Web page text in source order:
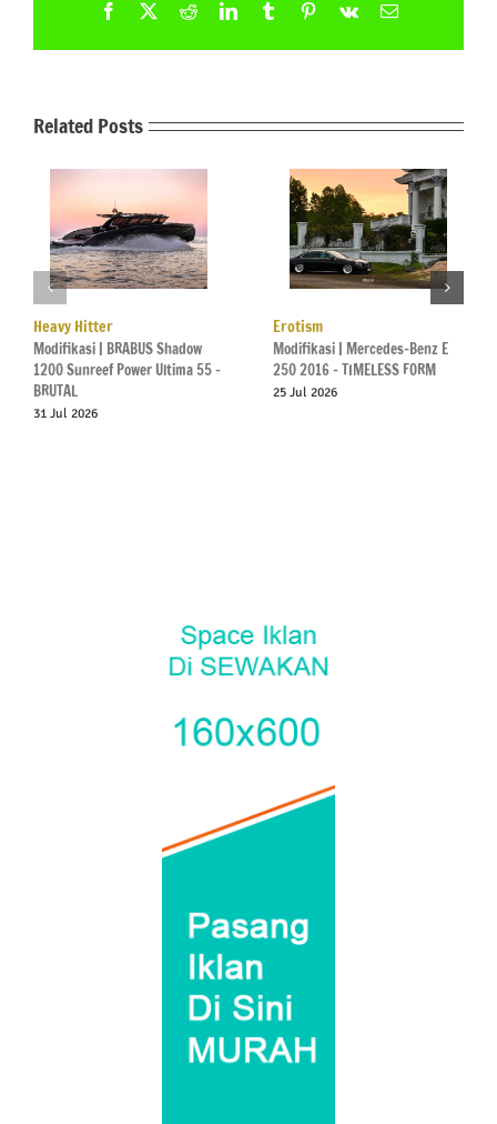
Facebook
X RedditLinkedInTumblrPinterest
Vk Email
Related Posts
Heavy Hitter
Modifikasi | BRABUS Shadow
1200 Sunreef Power Ultima 55 –
BRUTAL
31 Jul 2026
Erotism
Modifikasi | Mercedes-Benz E
250 2016 – TIMELESS FORM
25 Jul 2026